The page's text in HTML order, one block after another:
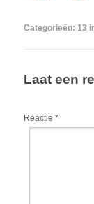
Categorieën: 13
Laat een
Reactie *